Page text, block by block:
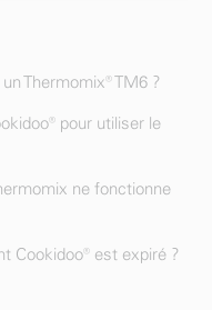
Thermomix® TM6 ?
pour utiliser le
ne fonctionne
Cookidoo® est expiré ?